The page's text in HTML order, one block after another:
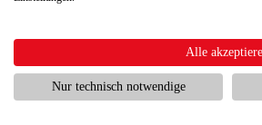
SAC x Wolverine HPA
Scharfschützengewehr ab 18
Softair Pistolen
Softair Pistolen Gas ab 18
Softair Pistolen elektrisch ab 14
Alle
Nur technisch notwendige